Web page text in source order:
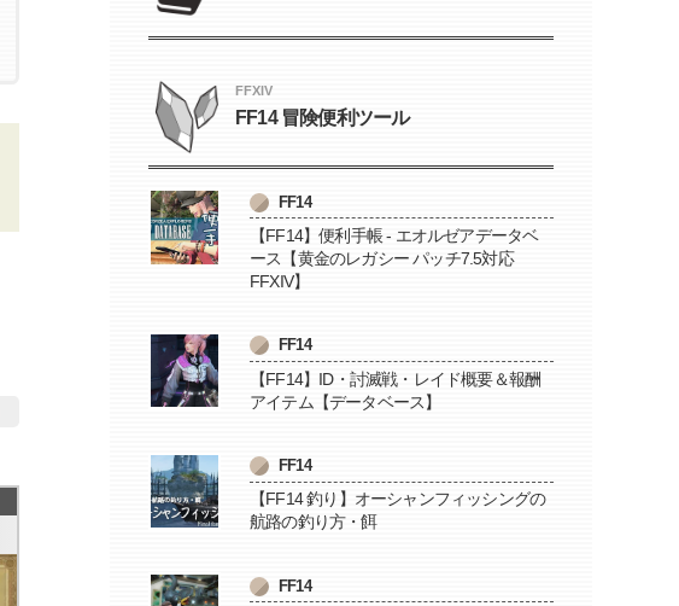
FFXIV
FF14 冒険便利ツール
FF14
【FF14】便利手帳 - エオルゼアデータベ
ース【黄金のレガシー パッチ7.5対応
FFXIV】
FF14
【FF14】ID・討滅戦・レイド概要＆報酬
アイテム【データベース】
FF14
【FF14 釣り】オーシャンフィッシングの
航路の釣り方・餌
FF14